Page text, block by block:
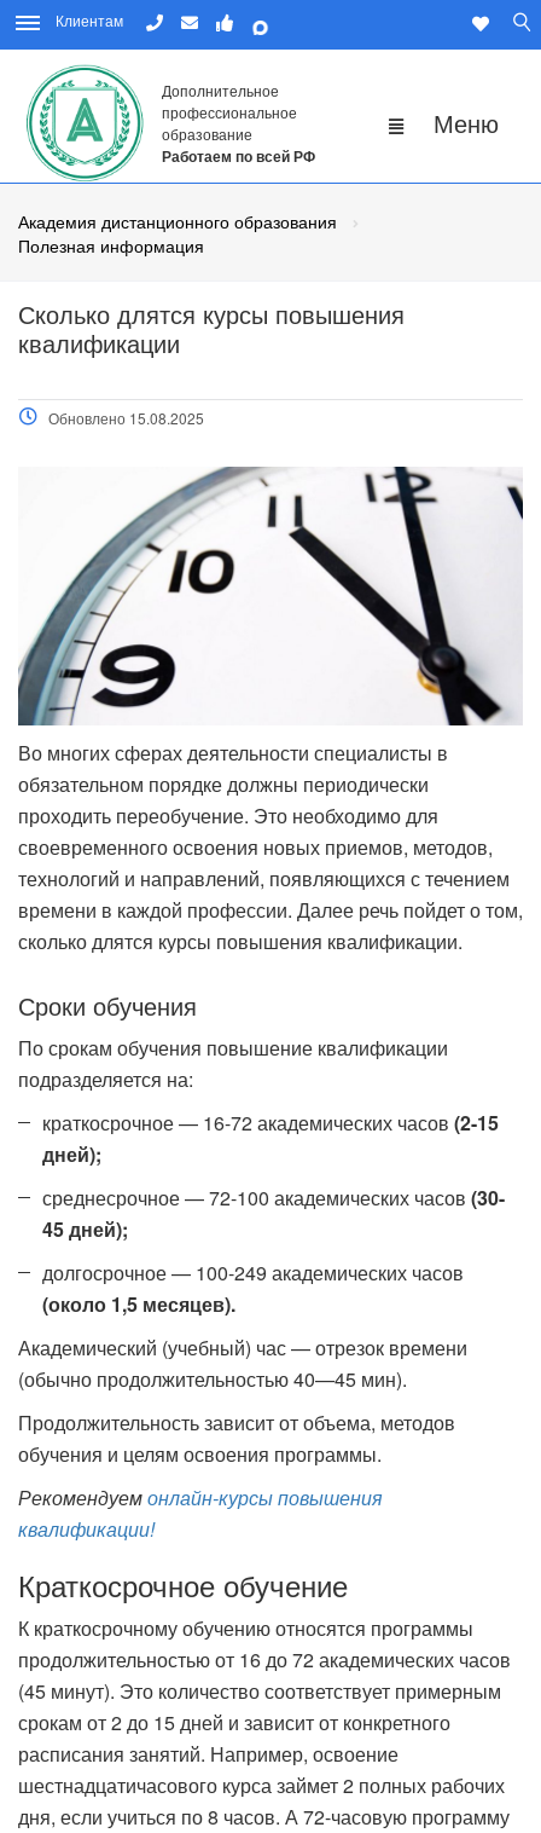
Клиентам
Дополнительное
профессиональное
образование
Работаем по всей РФ
Академия дистанционного образования
Полезная информация
Сколько длятся курсы повышения
квалификации
Обновлено 15.08.2025
Во многих сферах деятельности специалисты в
обязательном порядке должны периодически
проходить переобучение. Это необходимо для
своевременного освоения новых приемов, методов,
технологий и направлений, появляющихся с течением
времени в каждой профессии. Далее речь пойдет о том,
сколько длятся курсы повышения квалификации.
Сроки обучения
По срокам обучения повышение квалификации
подразделяется на:
краткосрочное — 16-72 академических часов (2-15
дней);
среднесрочное — 72-100 академических часов (30-
45 дней);
долгосрочное — 100-249 академических часов
(около 1,5 месяцев).
Академический (учебный) час — отрезок времени
(обычно продолжительностью 40—45 мин).
Продолжительность зависит от объема, методов
обучения и целям освоения программы.
Рекомендуемонлайн-курсы повышения
квалификации!
Краткосрочное обучение
К краткосрочному обучению относятся программы
продолжительностью от 16 до 72 академических часов
(45 минут). Это количество соответствует примерным
срокам от 2 до 15 дней и зависит от конкретного
расписания занятий. Например, освоение
шестнадцатичасового курса займет 2 полных рабочих
дня, если учиться по 8 часов. А 72-часовую программу